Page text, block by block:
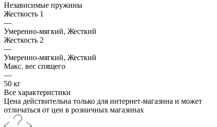
Независимые пружины
Жесткость 1
—
Умеренно-мягкий, Жесткий
Жесткость 2
—
Умеренно-мягкий, Жесткий
Макс. вес спящего
—
50 кг
Все характеристики
Цена действительна только для интернет-магазина и может
отличаться от цен в розничных магазинах